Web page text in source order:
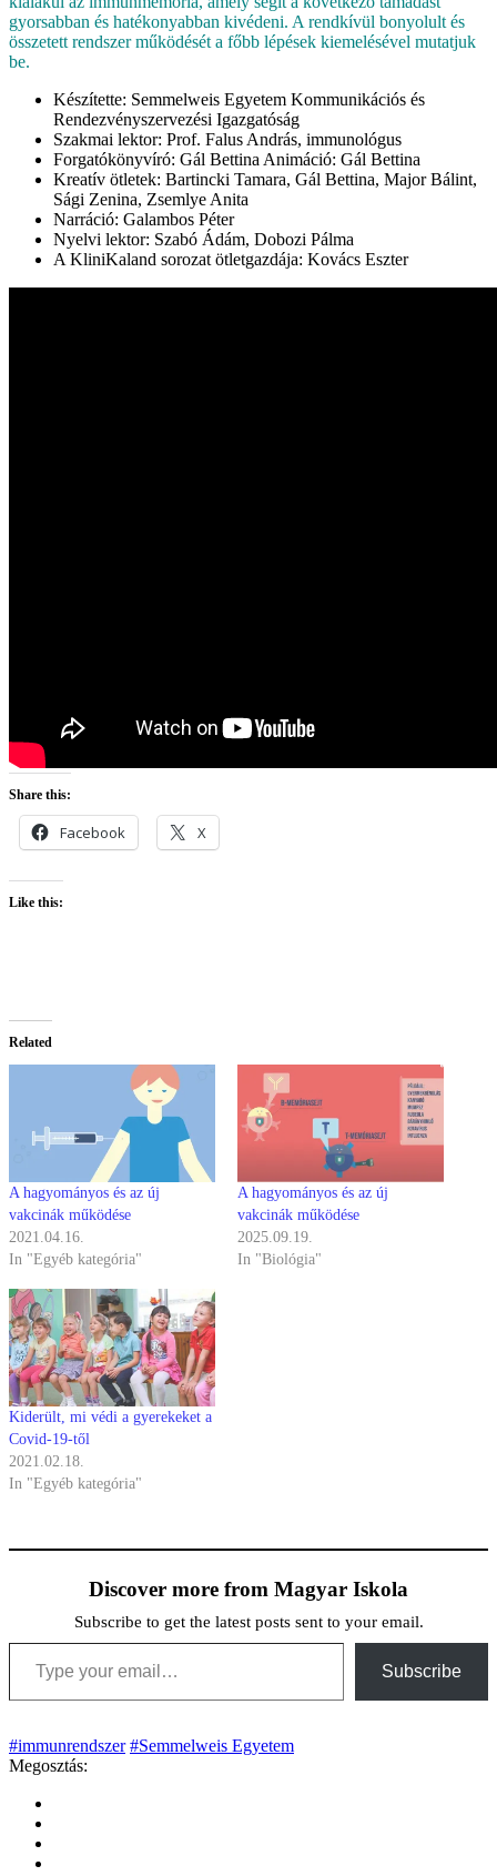
gyorsabban és hatékonyabban kivédeni. A rendkívül bonyolult és
összetett rendszer működését a főbb lépések kiemelésével mutatjuk
be.
Készítette: Semmelweis Egyetem Kommunikációs és
Rendezvényszervezési Igazgatóság
Szakmai lektor: Prof. Falus András, immunológus
Forgatókönyvíró: Gál Bettina Animáció: Gál Bettina
Kreatív ötletek: Bartincki Tamara, Gál Bettina, Major Bálint,
Sági Zenina, Zsemlye Anita
Narráció: Galambos Péter
Nyelvi lektor: Szabó Ádám, Dobozi Pálma
A KliniKaland sorozat ötletgazdája: Kovács Eszter
Share this:
Facebook X
Like this:
Related
A hagyományos és az új
vakcinák működése
2021.04.16.
In "Egyéb kategória"
A hagyományos és az új
vakcinák működése
2025.09.19.
In "Biológia"
Kiderült, mi védi a gyerekeket a
Covid-19-től
2021.02.18.
In "Egyéb kategória"
Discover more from Magyar Iskola
Subscribe to get the latest posts sent to your email.
Type your email…
Subscribe
#immunrendszer #Semmelweis Egyetem
Megosztás: